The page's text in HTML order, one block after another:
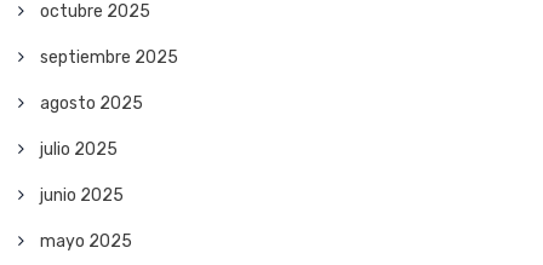
octubre 2025
septiembre 2025
agosto 2025
julio 2025
junio 2025
mayo 2025